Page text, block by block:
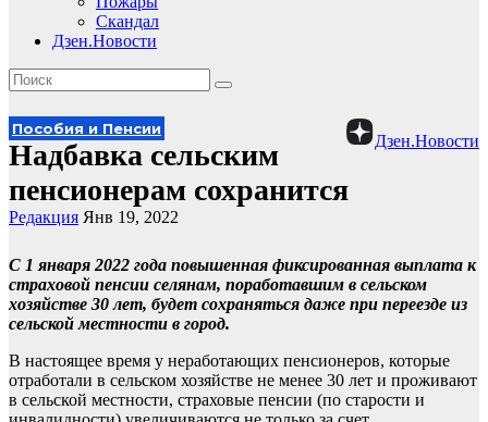
Скандал
Дзен.Новости
Дзен.Новости
Пособия и Пенсии
Надбавка сельским
пенсионерам сохранится
Редакция Янв 19, 2022
С 1 января 2022 года повышенная фиксированная выплата к
страховой пенсии селянам, поработавшим в сельском
хозяйстве 30 лет, будет сохраняться даже при переезде из
сельской местности в город.
В настоящее время у неработающих пенсионеров, которые
отработали в сельском хозяйстве не менее 30 лет и проживают
в сельской местности, страховые пенсии (по старости и